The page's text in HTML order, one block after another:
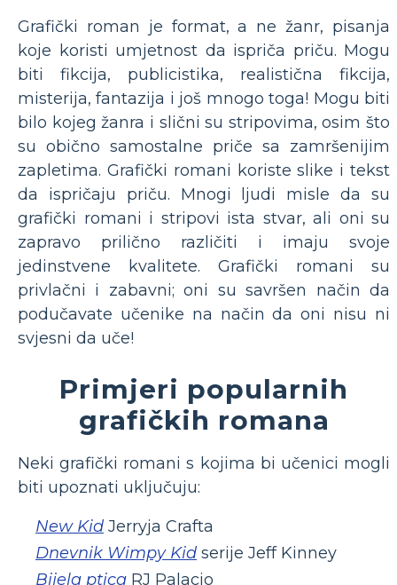
Grafički roman je format, a ne žanr, pisanja
koje koristi umjetnost da ispriča priču. Mogu
biti fikcija, publicistika, realistična fikcija,
misterija, fantazija i još mnogo toga! Mogu biti
bilo kojeg žanra i slični su stripovima, osim što
su obično samostalne priče sa zamršenijim
zapletima. Grafički romani koriste slike i tekst
da ispričaju priču. Mnogi ljudi misle da su
grafički romani i stripovi ista stvar, ali oni su
zapravo prilično različiti i imaju svoje
jedinstvene kvalitete. Grafički romani su
privlačni i zabavni; oni su savršen način da
podučavate učenike na način da oni nisu ni
svjesni da uče!
Primjeri popularnih
grafičkih romana
Neki grafički romani s kojima bi učenici mogli
biti upoznati uključuju:
New Kid Jerryja Crafta
Dnevnik Wimpy Kid serije Jeff Kinney
Bijela ptica RJ Palacio